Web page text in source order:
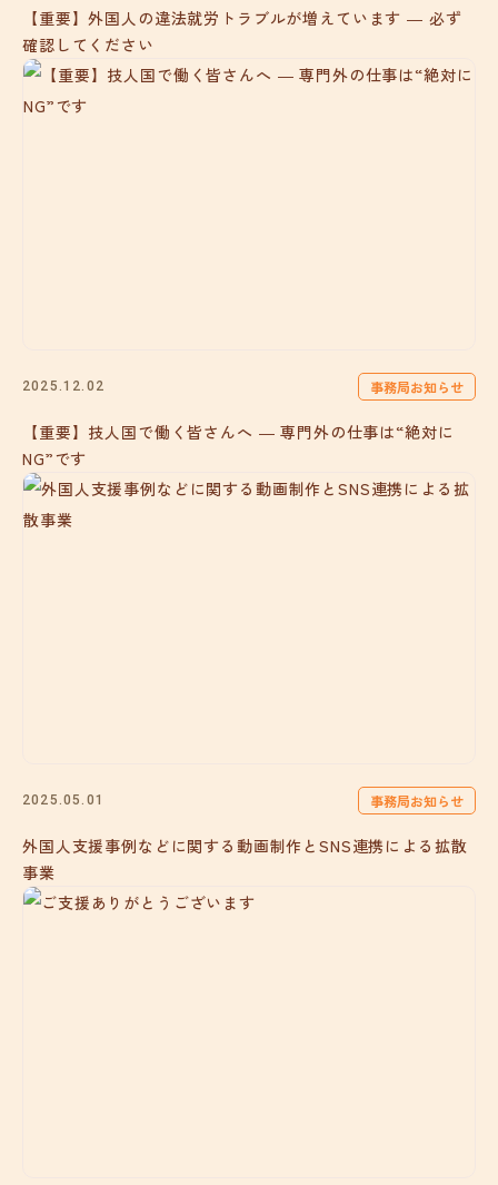
【重要】外国人の違法就労トラブルが増えています ― 必ず
確認してください
2025.12.02 事務局お知らせ
【重要】技人国で働く皆さんへ ― 専門外の仕事は“絶対に
NG”です
2025.05.01 事務局お知らせ
外国人支援事例などに関する動画制作とSNS連携による拡散
事業